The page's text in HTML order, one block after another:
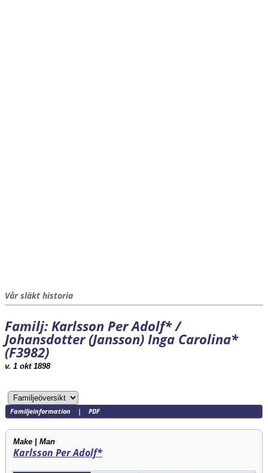
Vår släkt historia
Familj: Karlsson Per Adolf* /
Johansdotter (Jansson) Inga Carolina*
(F3982)
v. 1 okt 1898
Familjeinformation | PDF
Make | Man
Karlsson Per Adolf*